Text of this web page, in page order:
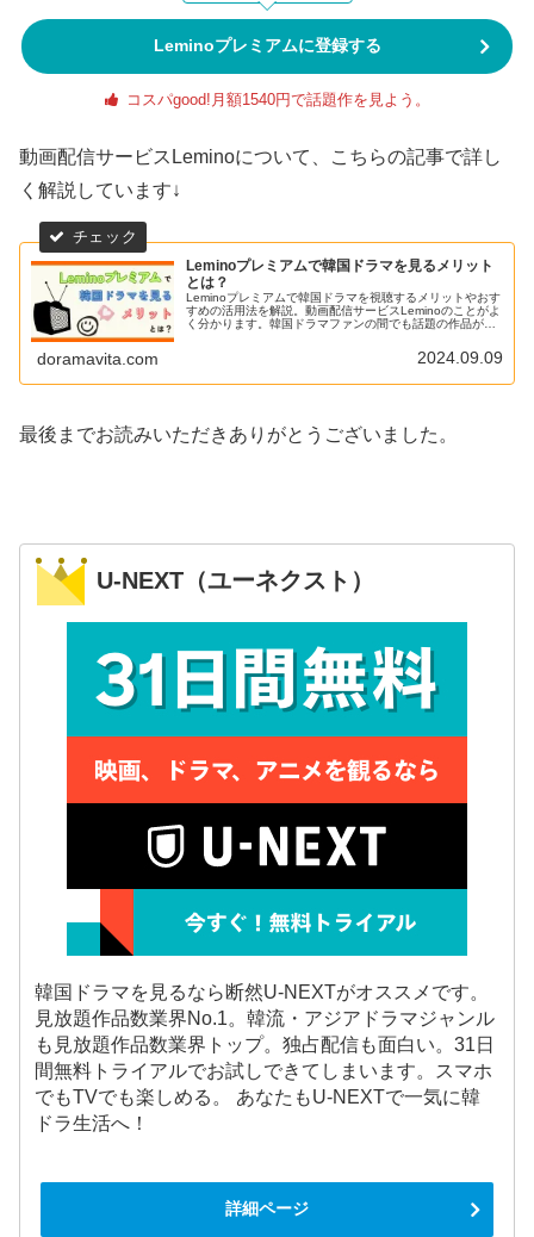
Leminoプレミアムに登録する
コスパgood!月額1540円で話題作を見よう。
動画配信サービスLeminoについて、こちらの記事で詳し
く解説しています↓
Leminoプレミアムで韓国ドラマを見るメリット
とは？
Leminoプレミアムで韓国ドラマを視聴するメリットやおす
すめの活用法を解説。動画配信サービスLeminoのことがよ
く分かります。韓国ドラマファンの間でも話題の作品が独
doramavita.com 2024.09.09
最後までお読みいただきありがとうございました。
U-NEXT（ユーネクスト）
韓国ドラマを見るなら断然U-NEXTがオススメです。
見放題作品数業界No.1。韓流・アジアドラマジャンル
も見放題作品数業界トップ。独占配信も面白い。31日
間無料トライアルでお試しできてしまいます。スマホ
でもTVでも楽しめる。 あなたもU-NEXTで一気に韓
ドラ生活へ！
詳細ページ